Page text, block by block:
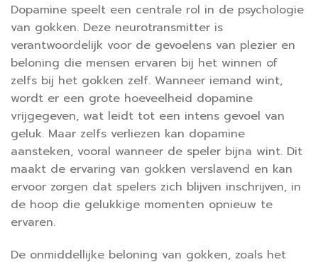
Dopamine speelt een centrale rol in de psychologie
van gokken. Deze neurotransmitter is
verantwoordelijk voor de gevoelens van plezier en
beloning die mensen ervaren bij het winnen of
zelfs bij het gokken zelf. Wanneer iemand wint,
wordt er een grote hoeveelheid dopamine
vrijgegeven, wat leidt tot een intens gevoel van
geluk. Maar zelfs verliezen kan dopamine
aansteken, vooral wanneer de speler bijna wint. Dit
maakt de ervaring van gokken verslavend en kan
ervoor zorgen dat spelers zich blijven inschrijven, in
de hoop die gelukkige momenten opnieuw te
ervaren.
De onmiddellijke beloning van gokken, zoals het